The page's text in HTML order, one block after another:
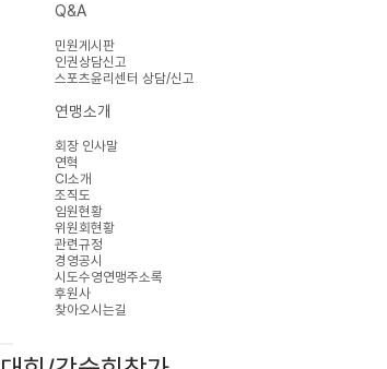
Q&A
민원게시판
인권상담신고
스포츠윤리센터 상담/신고
연맹소개
회장 인사말
연혁
CI소개
조직도
임원현황
위원회현황
관련규정
경영공시
시도수영연맹주소록
후원사
찾아오시는길